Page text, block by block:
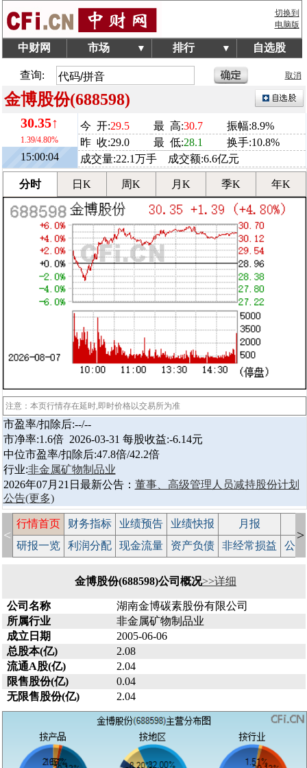
切换到
电脑版
中财网 市场 ▼ 排行 ▼ 自选股
查询: 取消
金博股份(688598)
30.35↑
1.39/4.80%
15:00:04
今 开:29.5 最 高:30.7
振幅:8.9%
昨 收:29.0
最 低:28.1
换手:10.8%
成交量:22.1万手 成交额:6.6亿元
分时 日K 周K 月K 季K 年K
注意：本页行情存在延时,即时价格以交易所为准
市盈率/扣除后:--/--
市净率:1.6倍 2026-03-31 每股收益:-6.14元
中位市盈率/扣除后:47.8倍/42.2倍
行业:非金属矿物制品业
2026年07月21日最新公告： 董事、高级管理人员减持股份计划
公告(更多)
<
行情首页 财务指标 业绩预告 业绩快报 月报
研报一览
利润分配 现金流量 资产负债 非经常损益 公
>
金博股份(688598)公司概况>>详细
公司名称
湖南金博碳素股份有限公司
所属行业
非金属矿物制品业
成立日期
2005-06-06
总股本(亿)
2.08
流通A股(亿)
2.04
限售股份(亿)
0.04
无限售股份(亿)
2.04